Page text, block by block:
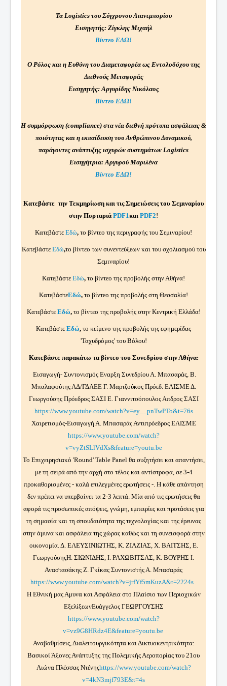
Τα Logistics του Σύγχρονου Λιανεμπορίου
Εισηγητής: Ζίγκλης Μιχαήλ
Βίντεο ΕΔΩ!
Ο Ρόλος και η Ευθύνη του Διαμεταφορέα ως Εντολοδόχου της
Διεθνούς Μεταφοράς
Εισηγητής: Αργυρίδης Νικόλαος
Βίντεο ΕΔΩ!
Η συμμόρφωση (compliance) στα νέα διεθνή πρότυπα ασφάλειας &
ποιότητας και η εκπαίδευση του Ανθρώπινου Δυναμικού,
παράγοντες ανάπτυξης ισχυρών συστημάτων Logistics
Εισηγήτρια: Αργυρού Μαριλένα
Βίντεο ΕΔΩ!
Κατεβάστε την Τεκμηρίωση και τις Σημειώσεις του Σεμιναρίου
στην Πορταριά PDF1και PDF2!
Κατεβάστε Εδώ, το βίντεο της περιγραφής του Σεμιναρίου!
Κατεβάστε Εδώ,το βίντεο των συνεντεύξεων και του σχολιασμού του
Σεμιναρίου!
Κατεβάστε Εδώ, το βίντεο της προβολής στην Αθήνα!
ΚατεβάστεΕδώ, το βίντεο της προβολής στη Θεσσαλία!
Κατεβάστε Εδώ, το βίντεο της προβολής στην Κεντρική Ελλάδα!
Κατεβάστε Εδώ, το κείμενο της προβολής της εφημερίδας
'Ταχυδρόμος' του Βόλου!
Κατεβάστε παρακάτω τα βίντεο του Συνεδρίου στην Αθήνα:
Εισαγωγή- Συντονισμός Εναρξη Συνεδρίου Α. Μπασαράς, Β.
Μπαλαφούτης ΑΔ/ΓΔΑΕΕ Γ. Μαρτζούκος Πρόεδ. ΕΛΙΣΜΕ Δ.
Γεωργούσης Πρόεδρος ΣΑΣΙ Ε. Γιαννιτσόπουλος Απδρος ΣΑΣΙ
https://www.youtube.com/watch?v=ey__pnTwPTo&t=76s
Χαιρετισμός-Εισαγωγή Α. Μπασαράς Αντιπρόεδρος ΕΛΙΣΜΕ
https://www.youtube.com/watch?
v=vyZtSLlVdXs&feature=youtu.be
Το Επιχειρησιακό 'Round' Table Panel θα συζητήσει και απαντήσει,
με τη σειρά από την αρχή στο τέλος και αντίστροφα, σε 3-4
προκαθορισμένες - καλά επιλεγμένες ερωτήσεις -. Η κάθε απάντηση
δεν πρέπει να υπερβαίνει τα 2-3 λεπτά. Μία από τις ερωτήσεις θα
αφορά τις προσωπικές απόψεις, γνώμη, εμπειρίες και προτάσεις για
τη σημασία και τη σπουδαιότητα της τεχνολογίας και της έρευνας
στην άμυνα και ασφάλεια της χώρας καθώς και τη συνεισφορά στην
οικονομία. Δ. ΕΛΕΥΣΙΝΙΩΤΗΣ, Κ. ΖΙΑΖΙΑΣ, Χ. ΒΑΙΤΣΗΣ, Ε.
ΓεωργούσηςΗ. ΣΙΩΝΙΔΗΣ, Ι. ΡΑΧΩΒΙΤΣΑΣ, Κ. ΒΟΥΡΗΣ Ι.
Αναστασάκης Ζ. Γκίκας Συντονιστής Α. Μπασαράς
https://www.youtube.com/watch?v=jrfYf5mKuzA&t=2224s
Η Εθνική μας Αμυνα και Ασφάλεια στο Πλαίσιο των Περιοχικών
ΕξελίξεωνΕυάγγελος ΓΕΩΡΓΟΥΣΗΣ
https://www.youtube.com/watch?
v=vz9G8HRdz4E&feature=youtu.be
Αναβαθμίσεις, Διαλειτουργικότητα και Δικτυοκεντρικότητα:
Βασικοί Άξονες Ανάπτυξης της Πολεμικής Αεροπορίας του 21ου
Αιώνα Πλέσσας Ντένηςhttps://www.youtube.com/watch?
v=4kN3mjf793E&t=4s